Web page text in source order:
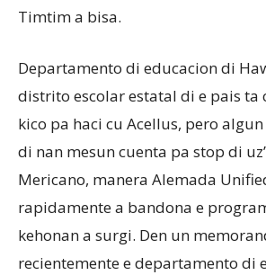
Timtim a bisa.
Departamento di educacion di
distrito escolar estatal di e pais ta
kico pa haci cu Acellus, pero
di nan mesun cuenta pa stop di
Mericano, manera Alemada
rapidamente a bandona e
kehonan a surgi. Den un
recientemente e departamento di